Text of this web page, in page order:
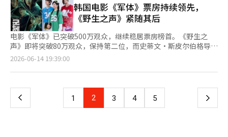
能平板简单地解读为反派。格蕾塔·李表示：“导演希望我在演绎
莉莉帕德时关注人性，这对我帮助很大。实际上，怎么演绎一个机
器呢？这让我感到压力，同时也很荣幸能与如此多优秀的演员合
作。”他补充道：“我试图关注智能设备和技术在我生活中的表
现。实际上，我有两个孩子，技术和智能设备是一个非常复杂的问
题。我思考作为成年人如何处理这些设备和技术，如何培养孩子的
童年。”他还通过电影中的一个场景指出了与当今现实的联
系：“有一个场景是玩具们第一次爬到高处，可以看到整个社区。
孩子，所有人都独自坐在沙发上盯着屏幕。我认为这个场景象征性
地展示了当今的现实。技术和设备并不是简单的好与坏，而只是现
实。”最后，汤姆·汉克斯谈到了这个系列长期以来受到观众喜爱
实际权利认知上得到了体现。根据韩国音乐表演者联合会的消息，
《狂野之声》的主演演员姜东元、严泰九、朴志贤、吴政世等最近
已加入音实联。演员的歌曲和表演超越了作品中的演出元素，逐渐
被消费为音源和视频内容，音乐表演者的权利保护需求也随之增
加。最终，崔成坤的热潮展示了电影角色在作品之外如何被重新消
费。电影中的设定通过音源和挑战转化为现实的娱乐活动，舞台问
渐模糊的情况下，电影的消费方式将扩展到何种程度，值得我们关
听觉变得敏感。我在闭上眼睛前就努力感知位置和环境，但由于听
觉和恐惧感，感觉位置似乎发生了变化。”她表示：“我在演绎时
想象徐珍会感到非常恐惧和困难，希望观众能感受到她的内心恐
惧。”申敏儿表示，《眼动》是一部提出关系问题的作品。她
说：“在演绎徐珍和徐仁时，我思考了我所感受到的爱、执念、保
护对象，以及在一起时和之后的关系。”金南熙则饰演负责追查徐
那一刻起，我就一直在思考我的角色和电影是否能够如预期那样被
很好地呈现。”他坦言：“我曾经也有过放弃的想法，思考非常
多。但在导演和制作人的解释下，我鼓起勇气去演绎，努力展现道
求教廷的支持。李总统于13日与国立中央博物馆和佛罗伦萨乌菲兹
美术馆达成了关于展品交流等相互合作的意向。双方签署了关
于“博物馆项目及服务领域合作的谅解备忘录（MOU）”，并决
定在展览、讲解与教育、藏品管理与修复及出版等领域加强交流。
佛罗伦萨的乌菲兹美术馆是世界著名的美术馆，馆内藏有桑德罗·
波提切利的《维纳斯的诞生》和列奥纳多·达·芬奇的《天使报
喜》等众多文艺复兴时期的杰作。在此之前，李总统还会见了托斯
卡纳州州长尤金尼奥·扎尼，并特别要求关注海外侨胞的便利与安
名的乌菲兹美术馆，自2003年以来通过佛罗伦萨韩国电影节向欧
洲和世界展示了韩国电影的艺术性和作品性。”他表示：“希望此
次访问促成的韩意‘电影共同制作协议’能够基于两国优秀的制作
围。“我觉得作为中心需要自信。虽然有些担心，因为我没有舞台
经验，而且身边有很多外貌出众的人，我在想我能否胜任这个角
色。不过，我还是决定要积极面对，带着自信去做。我观看了很多
在舞台上表演的艺术家的视频，试图消除自我意识，放下所有，享
受这个过程。事后我觉得有些遗憾，应该更投入一些。”朴智贤出
生于1994年，并不是完全“经历”过电影中时代的一代。尽管如
此，她凭借对童年记忆和偶像文化的深刻理解，成功地再现了“那
个时代”。“虽然比那个时代晚了一些，但我喜欢那时的音乐和歌
大量的资料调查，并努力参考当时活跃的歌手。”那个时代的氛围
很难用语言简单描述。发型、服装、音乐节目采访时的语气、舞台
韩国电影《军体》票房持续领先，
《野生之声》紧随其后
电影《军体》已突破500万观众，继续稳居票房榜首。《野生之
声》即将突破80万观众，保持第二位，而史蒂文·斯皮尔伯格导演
的新作《揭露日》紧随其后。 根据电影振兴委员会的综合统计数
观众人数达到5097853人。 《军体》讲述了一场神秘感染事件导
事。自上映以来，该片在100万、200万、300万、400万观众的基
础上，连续打破了今年上映影片的最短记录，并成功突破500万，
2026-06-14 19:39:00
上
页
1 2 3 4 5 下